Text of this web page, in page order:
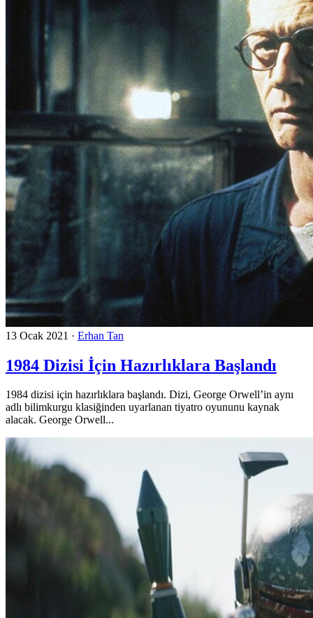
13 Ocak 2021 · Erhan Tan
1984 Dizisi İçin Hazırlıklara Başlandı
1984 dizisi için hazırlıklara başlandı. Dizi, George Orwell’in aynı
adlı bilimkurgu klasiğinden uyarlanan tiyatro oyununu kaynak
alacak. George Orwell...